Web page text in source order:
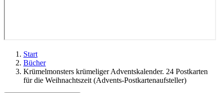
Start
Bücher
Krümelmonsters krümeliger Adventskalender. 24 Postkarten
für die Weihnachtszeit (Advents-Postkartenaufsteller)